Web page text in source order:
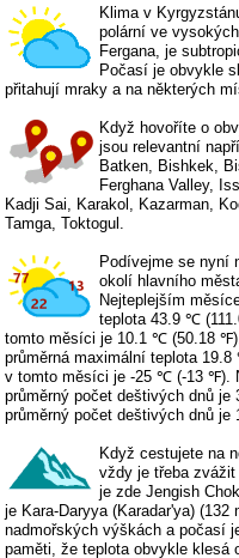
Klima v
polární ve
Fergana, je
Počasí je obvykle
přitahují mraky a na některých
Když hovoříte o
jsou relevantní
Batken, Bishkek,
Ferghana Valley,
Kadji Sai, Karakol, Kazarman,
Tamga, Toktogul.
Podívejme se nyní
okolí hlavního
Nejteplejším
teplota 43.9 ℃
tomto měsíci je 10.1 ℃ (50.18
průměrná maximální teplota
v tomto měsíci je -25 ℃ (-13 ℉).
průměrný počet deštivých dnů
průměrný počet deštivých dnů je
Když cestujete na
vždy je třeba
je zde Jengish
je Kara-Daryya (Karadar'ya)
nadmořských výškách a počasí
paměti, že teplota obvykle